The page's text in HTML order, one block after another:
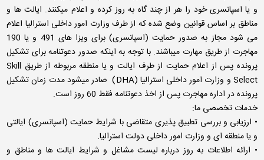
و یا اسپانسری خود را هر از چند گاه به روز کرده و اعلام میکنند. ایالت ها و
مناطق بر اساس قوانین وضع شده که از طرف وزارت امور داخلی استرالیا اعلام
می شود مجاز به صدور حمایت (اسپانسری) برای ویزا های 491 و یا 190
مهاجرت از طریق مهارت میباشند. با توجه به اینکه صدور دعوتنامه برای تشکیل
پرونده پس از اعلام حمایت از طرف ایالت و یا منطقه مربوطه از طریق Skill
Select و وزارت امور داخلی استرالیا (DHA) صادر میشود مدت زمان تشکیل
پرونده در اداره مهاجرت پس از اخذ دعوتنامه فقط 60 روز است.
خدمات تخصصی ما:
• ارزیابی و بررسی تطبیق پذیری متقاضی با شرایط حمایت (اسپانسری) ایالتی
و یا منطقه ای و وزارت امور داخلی دولت استرالیا.
• ارائه اطلاعات به روز درباره لیست مشاغل و شرایط ایالت ها و مناطق و